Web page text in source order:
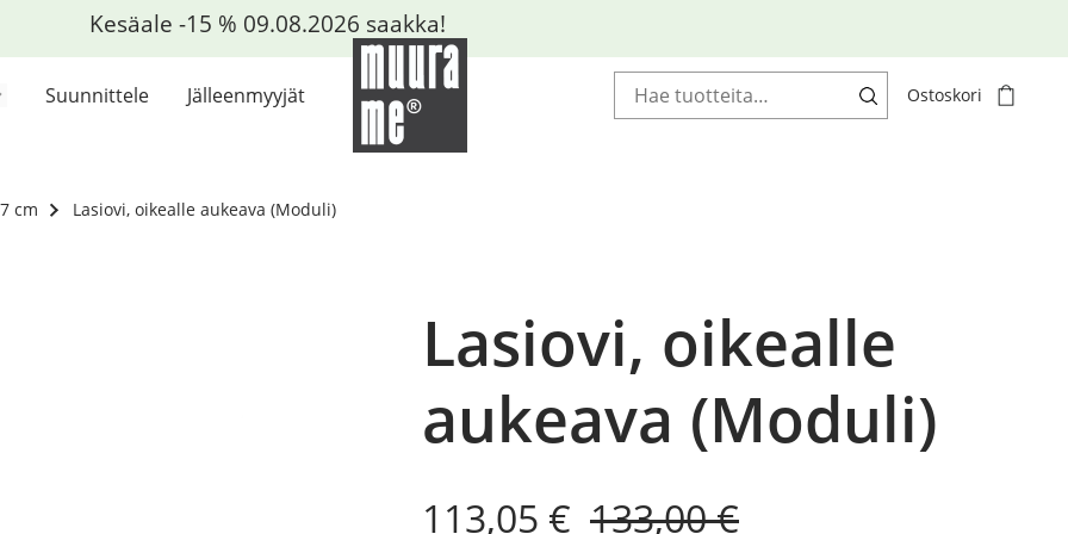
Suunnittele Jälleenmyyjät Haku: Ostoskori
cm Lasiovi, oikealle aukeava (Moduli)
Lasiovi, oikealle
aukeava (Moduli)
133,00€
Original
113,05 €
Current
Kesäale -15 % 09.08.2026 saakka!